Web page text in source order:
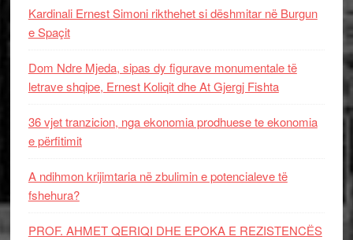
Kardinali Ernest Simoni rikthehet si dëshmitar në Burgun
e Spaçit
Dom Ndre Mjeda, sipas dy figurave monumentale të
letrave shqipe, Ernest Koliqit dhe At Gjergj Fishta
36 vjet tranzicion, nga ekonomia prodhuese te ekonomia
e përfitimit
A ndihmon krijimtaria në zbulimin e potencialeve të
fshehura?
PROF. AHMET QERIQI DHE EPOKA E REZISTENCЁS